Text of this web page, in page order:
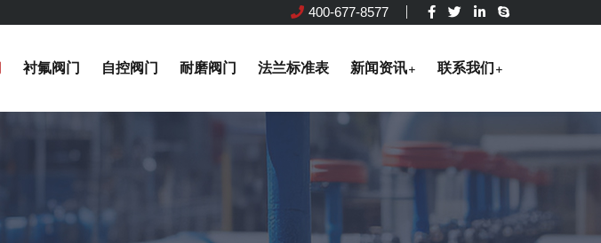
400-677-8577
衬氟阀门 自控阀门 耐磨阀门 法兰标准表 新闻资讯 联系我们